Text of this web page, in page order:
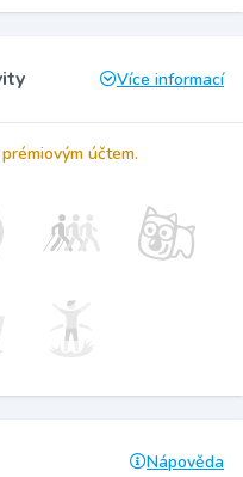
Více informací
účtem.
Nápověda